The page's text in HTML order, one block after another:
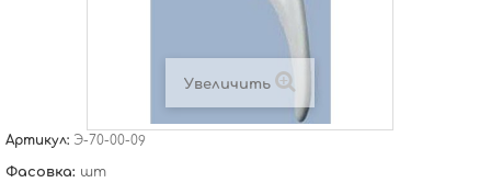
Увеличить
Артикул: Э-70-00-09
Фасовка: шт